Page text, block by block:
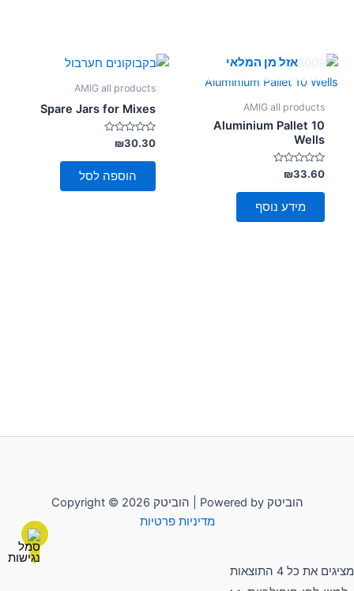
מציגים את כל ⁦4⁩ התוצאות
אזל מן המלאי
AMIG all products
Aluminium Pallet 10
Wells
דורג
0
מתוך
₪33.60
מידע נוסף
AMIG all products
Spare Jars for Mixes
דורג
0
מתוך
₪30.30
הוספה לסל
Copyright © 2026 הוביטק | Powered by הוביטק
מדיניות פרטיות